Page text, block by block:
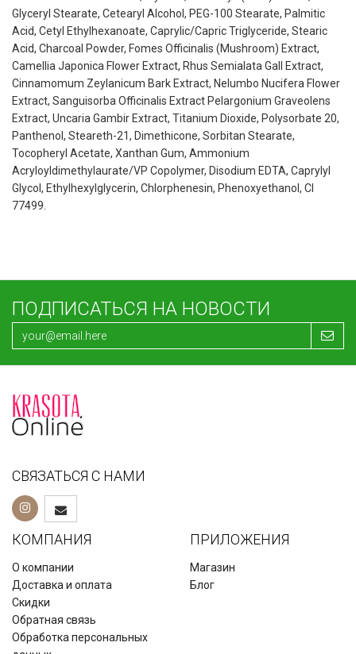
Glyceryl Stearate, Cetearyl Alcohol, PEG-100 Stearate, Palmitic
Acid, Cetyl Ethylhexanoate, Caprylic/Capric Triglyceride, Stearic
Acid, Charcoal Powder, Fomes Officinalis (Mushroom) Extract,
Camellia Japonica Flower Extract, Rhus Semialata Gall Extract,
Cinnamomum Zeylanicum Bark Extract, Nelumbo Nucifera Flower
Extract, Sanguisorba Officinalis Extract Pelargonium Graveolens
Extract, Uncaria Gambir Extract, Titanium Dioxide, Polysorbate 20,
Panthenol, Steareth-21, Dimethicone, Sorbitan Stearate,
Tocopheryl Acetate, Xanthan Gum, Ammonium
Acryloyldimethylaurate/VP Copolymer, Disodium EDTA, Caprylyl
Glycol, Ethylhexylglycerin, Chlorphenesin, Phenoxyethanol, CI
77499.
ПОДПИСАТЬСЯ НА НОВОСТИ
СВЯЗАТЬСЯ С НАМИ
КОМПАНИЯ
О компании
Доставка и оплата
Скидки
Обратная связь
Обработка персональных
ПРИЛОЖЕНИЯ
Магазин
Блог